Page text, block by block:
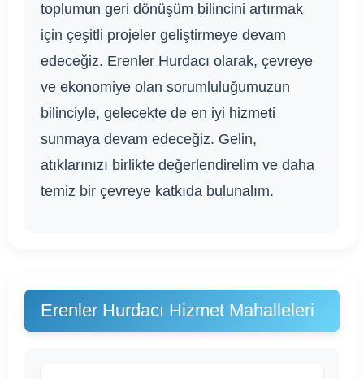
toplumun geri dönüşüm bilincini artırmak
için çeşitli projeler geliştirmeye devam
edeceğiz. Erenler Hurdacı olarak, çevreye
ve ekonomiye olan sorumluluğumuzun
bilinciyle, gelecekte de en iyi hizmeti
sunmaya devam edeceğiz. Gelin,
atıklarınızı birlikte değerlendirelim ve daha
temiz bir çevreye katkıda bulunalım.
Erenler Hurdacı Hizmet Mahalleleri